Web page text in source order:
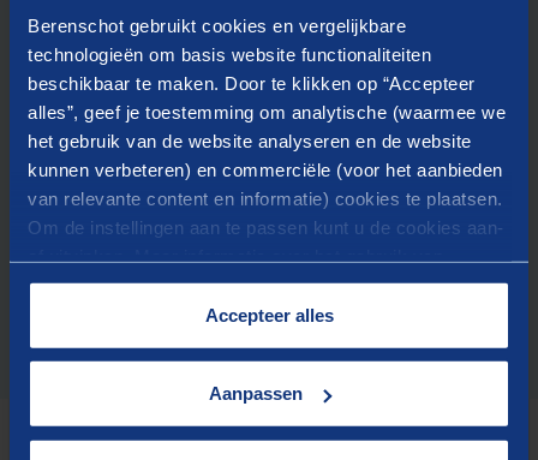
Berenschot gebruikt cookies en vergelijkbare
technologieën om basis website functionaliteiten
beschikbaar te maken. Door te klikken op “Accepteer
alles”, geef je toestemming om analytische (waarmee we
het gebruik van de website analyseren en de website
kunnen verbeteren) en commerciële (voor het aanbieden
van relevante content en informatie) cookies te plaatsen.
Om de instellingen aan te passen kunt u de cookies aan-
cookies op onze website treft u in onze
Accepteer alles
Aanpassen
Stakeholder- en reputatieonderzoek
Krachtenveldanalyse
Corporate story-traject
Positioneringstraject
Visie-/inspiratiesessie
Missie- en visievorming
Positionering stedelijke regio’s